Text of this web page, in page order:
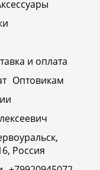
и оплата
Оптовикам
Россия